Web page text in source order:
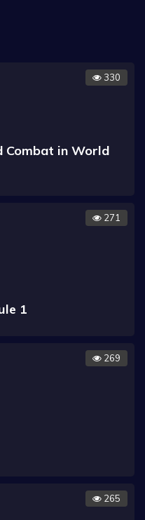
330
Combat in World
271
1
269
265